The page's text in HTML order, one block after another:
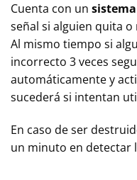
Cuenta con un
señal si alguien quita
Al mismo tiempo si
incorrecto 3 veces
automáticamente y
sucederá si intentan
En caso de ser
un minuto en detectar